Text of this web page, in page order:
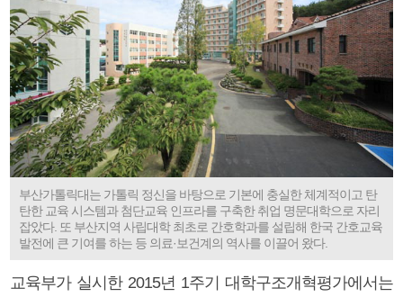
부산가톨릭대는 가톨릭 정신을 바탕으로 기본에 충실한 체계적이고 탄
탄한 교육 시스템과 첨단교육 인프라를 구축한 취업 명문대학으로 자리
잡았다. 또 부산지역 사립대학 최초로 간호학과를 설립해 한국 간호교육
발전에 큰 기여를 하는 등 의료·보건계의 역사를 이끌어 왔다.
교육부가 실시한 2015년 1주기 대학구조개혁평가에서는